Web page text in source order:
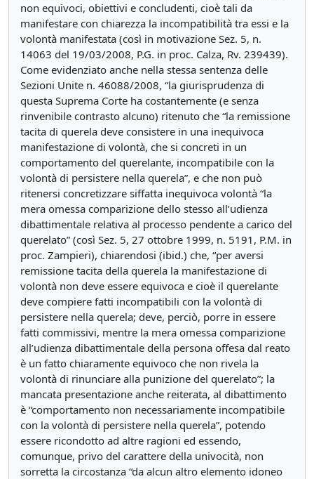
non equivoci, obiettivi e concludenti, cioè tali da
manifestare con chiarezza la incompatibilità tra essi e la
volontà manifestata (così in motivazione Sez. 5, n.
14063 del 19/03/2008, P.G. in proc. Calza, Rv. 239439).
Come evidenziato anche nella stessa sentenza delle
Sezioni Unite n. 46088/2008, “la giurisprudenza di
questa Suprema Corte ha costantemente (e senza
rinvenibile contrasto alcuno) ritenuto che “la remissione
tacita di querela deve consistere in una inequivoca
manifestazione di volontà, che si concreti in un
comportamento del querelante, incompatibile con la
volontà di persistere nella querela”, e che non può
ritenersi concretizzare siffatta inequivoca volontà “la
mera omessa comparizione dello stesso all’udienza
dibattimentale relativa al processo pendente a carico del
querelato” (così Sez. 5, 27 ottobre 1999, n. 5191, P.M. in
proc. Zampieri), chiarendosi (ibid.) che, “per aversi
remissione tacita della querela la manifestazione di
volontà non deve essere equivoca e cioè il querelante
deve compiere fatti incompatibili con la volontà di
persistere nella querela; deve, perciò, porre in essere
fatti commissivi, mentre la mera omessa comparizione
all’udienza dibattimentale della persona offesa dal reato
è un fatto chiaramente equivoco che non rivela la
volontà di rinunciare alla punizione del querelato”; la
mancata presentazione anche reiterata, al dibattimento
è “comportamento non necessariamente incompatibile
con la volontà di persistere nella querela”, potendo
essere ricondotto ad altre ragioni ed essendo,
comunque, privo del carattere della univocità, non
sorretta la circostanza “da alcun altro elemento idoneo